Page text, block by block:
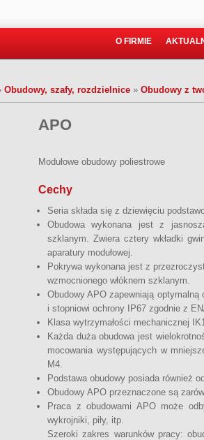
O FIRMIE
Obudowy, szafy, rozdzielnice » Obudowy z
APO
Modułowe obudowy poliestrowe
Cechy
Seria składa się z dziewięciu
Obudowa wykonana jest z
szklanym. Zwiera cztery wkładki
aparatury modułowej.
Pokrywa wykonana jest z
wzmocnionego włóknem szklanym.
Obudowy APO zapewniają
i stopniowi ochrony IP67 zgodnie z
Klasa wytrzymałości mechanicznej
Każda duża obudowa jest
mocowania występujących w
M4.
Podstawa obudowy posiada również
Obudowy APO przeznaczone są
Praca z obudowami APO może
wykrojniki, piły, itp.
Szeroki zakres warunków pracy: